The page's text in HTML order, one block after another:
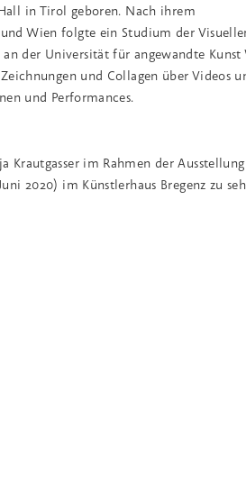
in Tirol geboren. Nach ihrem
Wien folgte ein Studium der
der Universität für angewandte Kunst
und Collagen über Videos
und Performances.
Krautgasser im Rahmen der Ausstellung
2020) im Künstlerhaus Bregenz zu